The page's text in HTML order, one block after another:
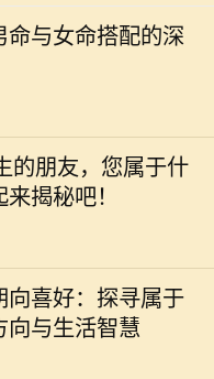
命与女命搭配的深
，尤其是杀印相生的男
的特点是：杀星有力，
味着这个男性的个性往
的朋友，您属于什
揭秘吧！
，每个人的命运都与其
五行和生肖密切相关。
年份不仅是新历史的起
上万生命的诞生之年。
向喜好：探寻属于
向与生活智慧
海水命是一种受人喜爱
表着依赖变化与流动的
海一般，能够包容万
。而海水命的人在选择